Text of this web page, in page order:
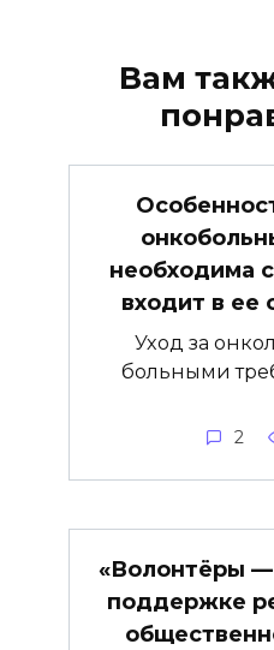
Вам
необходима
входит в ее
Уход за
больными
2
«Волонтёры
поддержке